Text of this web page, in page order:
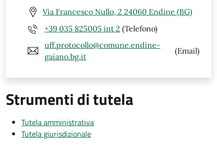
Via Francesco Nullo, 2 24060 Endine (BG)
+39 035 825005 int 2 (Telefono)
uff.protocollo@comune.endine-
gaiano.bg.it
(Email)
Strumenti di tutela
Tutela amministrativa
Tutela giurisdizionale